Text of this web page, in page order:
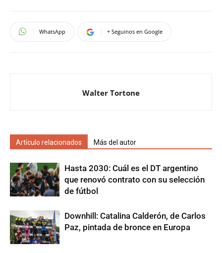
WhatsApp + Seguinos en Google
Walter Tortone
Artículo relacionados Más del autor
Hasta 2030: Cuál es el DT argentino
que renovó contrato con su selección
de fútbol
Downhill: Catalina Calderón, de Carlos
Paz, pintada de bronce en Europa